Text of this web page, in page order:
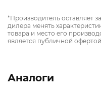
*Производитель оставляет
дилера менять
товара и место его
является публичной офертой
Аналоги